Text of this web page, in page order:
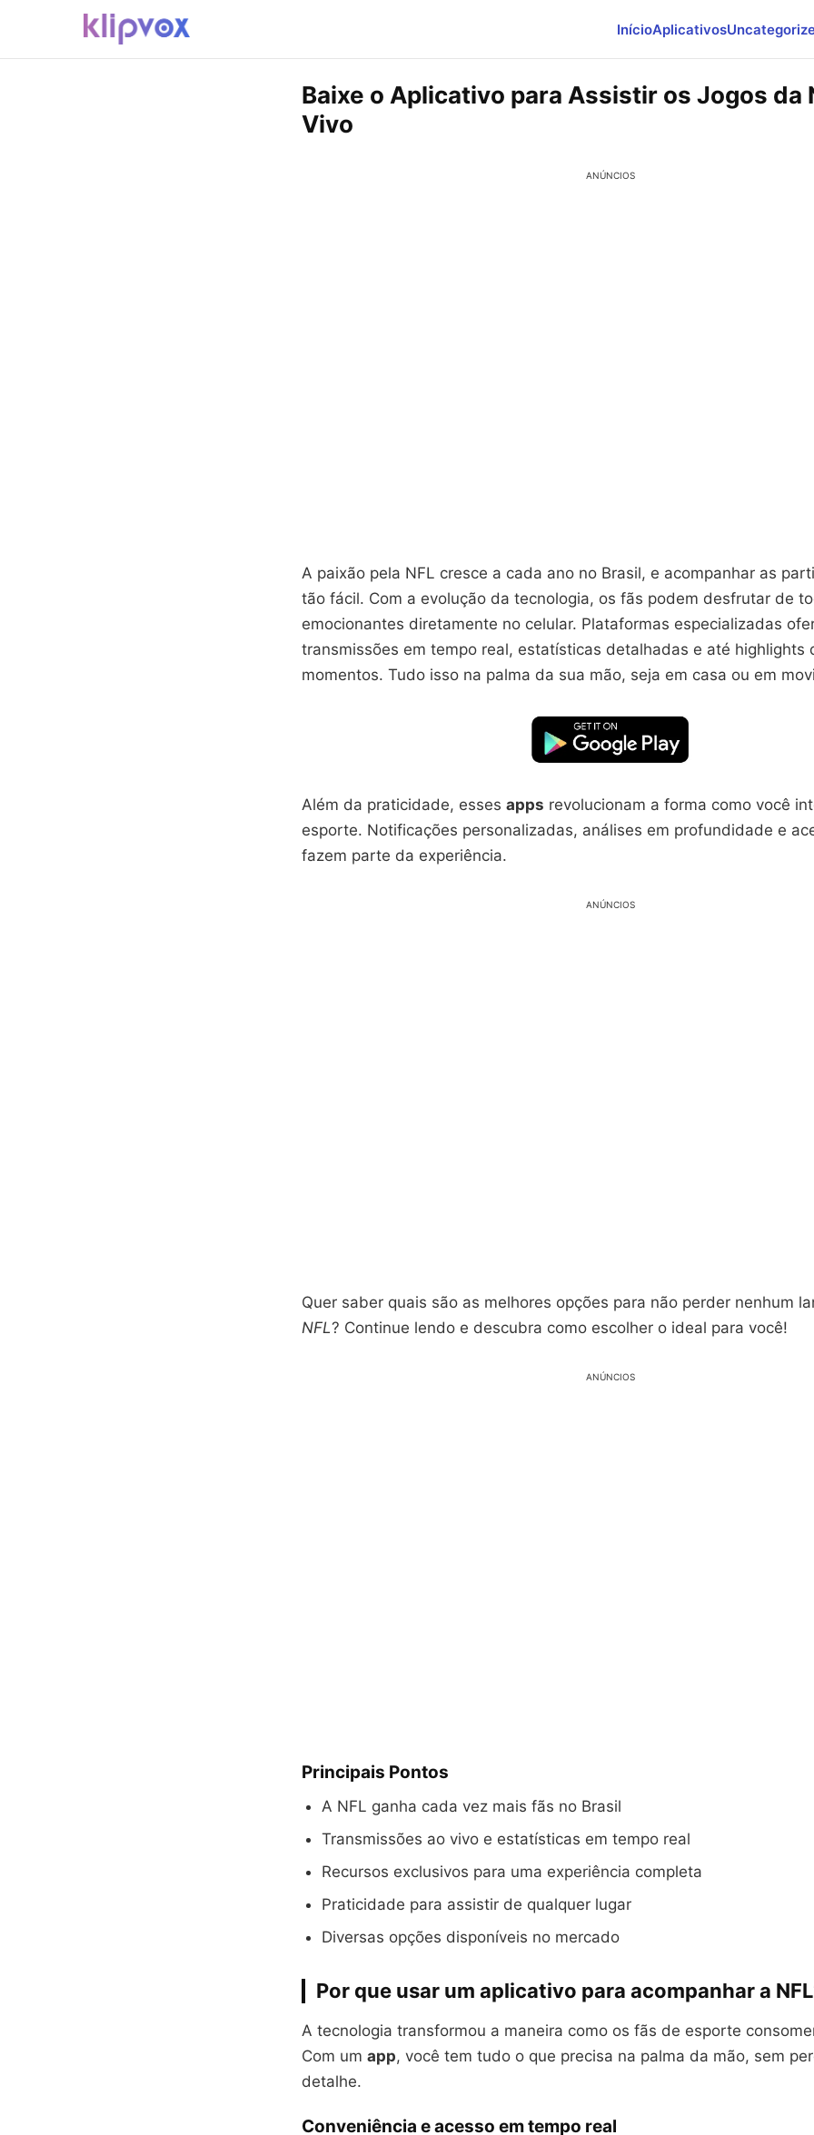
InícioAplicativos
Baixe o Aplicativo para Assistir os Jogos da
Vivo
ANÚNCIOS
A paixão pela NFL cresce a cada ano no Brasil, e acompanhar as
tão fácil. Com a evolução da tecnologia, os fãs podem desfrutar de
emocionantes diretamente no celular. Plataformas especializadas
transmissões em tempo real, estatísticas detalhadas e até highlights
momentos. Tudo isso na palma da sua mão, seja em casa ou em
Além da praticidade, esses apps revolucionam a forma como você
esporte. Notificações personalizadas, análises em profundidade e
fazem parte da experiência.
ANÚNCIOS
Quer saber quais são as melhores opções para não perder nenhum
NFL? Continue lendo e descubra como escolher o ideal para você!
ANÚNCIOS
Principais Pontos
A NFL ganha cada vez mais fãs no Brasil
Transmissões ao vivo e estatísticas em tempo real
Recursos exclusivos para uma experiência completa
Praticidade para assistir de qualquer lugar
Diversas opções disponíveis no mercado
Por que usar um aplicativo para acompanhar a
A tecnologia transformou a maneira como os fãs de esporte
Com um app, você tem tudo o que precisa na palma da mão, sem
detalhe.
Conveniência e acesso em tempo real